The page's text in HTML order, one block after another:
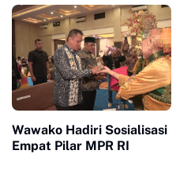
Payakumbuh periode
2026-2030
Wawako Hadiri Sosialisasi
Empat Pilar MPR RI